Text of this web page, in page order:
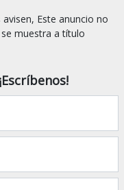
Este anuncio no
muestra a título